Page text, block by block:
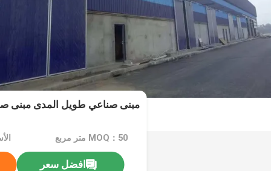
مبنى صناعي طويل المدى مبنى
MOQ：50 متر مربع
افضل سعر